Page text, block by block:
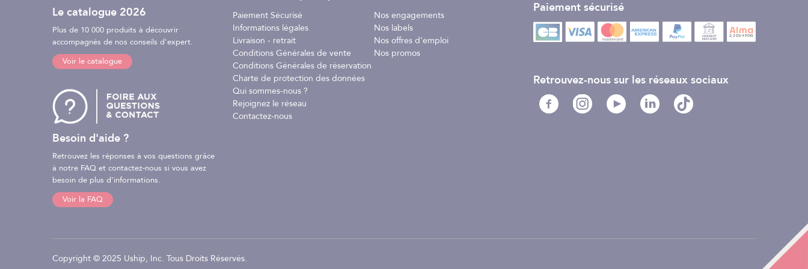
- Couleur : fluo/noir
- Épaisseur de lame : 2 cm
- Longueur totale de lame : 8 cm
- Nuance d'inox : MA5
- Longueur totale du couteau : 195 mm / 115 mm
- Livré avec dragonne
Le catalogue 2026
Plus de 10 000 produits à découvrir
accompagnés de nos conseils d'expert.
Voir le catalogue
Besoin d'aide ?
Retrouvez les réponses à vos questions grâce
à notre FAQ et contactez-nous si vous avez
besoin de plus d'informations.
Voir la FAQ
Paiement Sécurisé
Informations légales
Livraison - retrait
Conditions Générales de vente
Conditions Générales de réservation
Charte de protection des données
Qui sommes-nous ?
Rejoignez le réseau
Contactez-nous
Nos engagements
Nos labels
Nos offres d'emploi
Nos promos
Paiement sécurisé
Retrouvez-nous sur les réseaux sociaux
Copyright © 2025 Uship, Inc. Tous Droits Réservés.